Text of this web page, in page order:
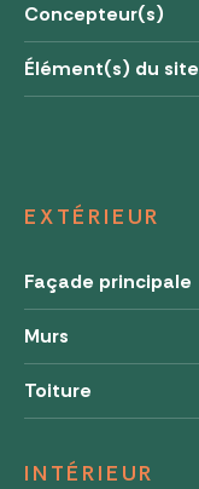
Concepteur(s)
Élément(s) du site
EXTÉRIEUR
Façade principale
Murs
Toiture
INTÉRIEUR